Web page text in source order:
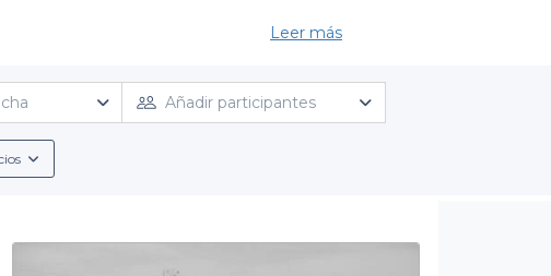
vuelve un proceso sencillo y efectivo. Nuestra plataforma en línea
que atenderán a tus requerimientos específicos. La diversidad de
Además, podrás acceder a información detallada sobre las
de bebidas con y sin alcohol. Esta flexibilidad en los
Leer más
Añadir participantes